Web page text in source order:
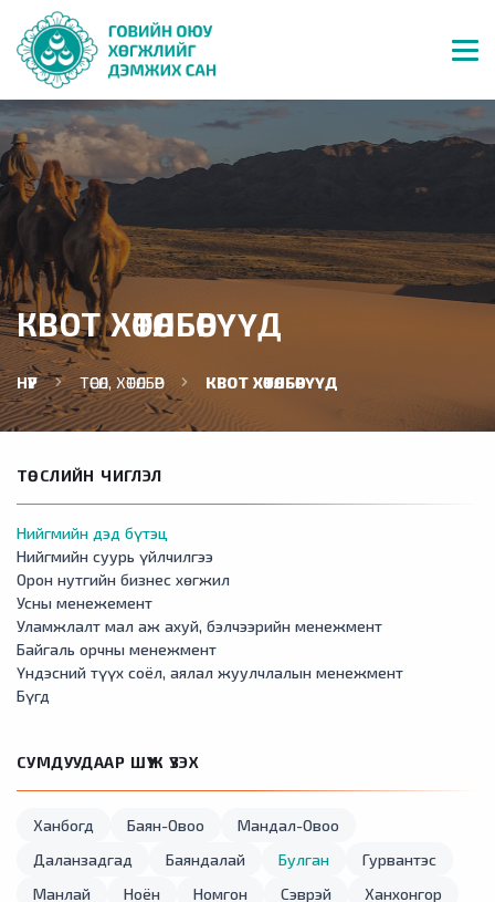
КВОТ ХӨТӨЛБӨРҮҮД
НҮҮР ТӨСӨЛ, ХӨТӨЛБӨР КВОТ ХӨТӨЛБӨРҮҮД
ТӨСЛИЙН ЧИГЛЭЛ
Нийгмийн дэд бүтэц
Нийгмийн суурь үйлчилгээ
Орон нутгийн бизнес хөгжил
Усны менежемент
Уламжлалт мал аж ахуй, бэлчээрийн менежмент
Байгаль орчны менежмент
Үндэсний түүх соёл, аялал жуулчлалын менежмент
Бүгд
СУМДУУДААР ШҮҮЖ ҮЗЭХ
Ханбогд Баян-Овоо
Мандал-Овоо
Даланзадгад
Баяндалай Булган
Гурвантэс
Манлай
Ноён Номгон Сэврэй
Ханхонгор